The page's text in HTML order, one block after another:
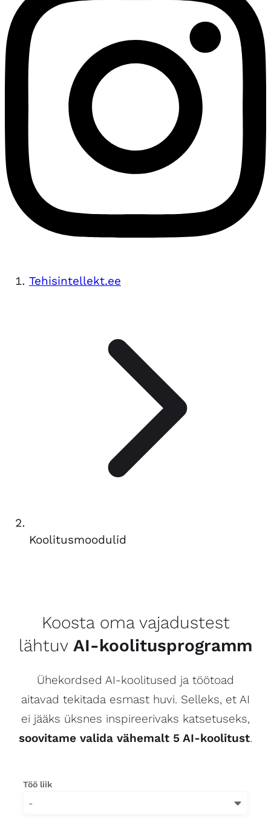
Tehisintellekt.ee
Koolitusmoodulid
Koosta oma vajadustest
lähtuv AI-koolitusprogramm
Ühekordsed AI-koolitused ja töötoad
aitavad tekitada esmast huvi. Selleks, et AI
ei jääks üksnes inspireerivaks katsetuseks,
soovitame valida vähemalt 5 AI-koolitust.
Töö liik
-